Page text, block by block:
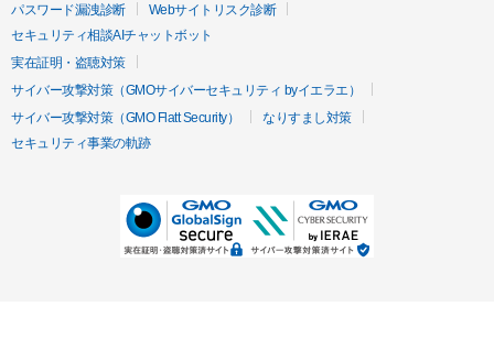
パスワード漏洩診断
Webサイトリスク診断
セキュリティ相談AIチャットボット
実在証明・盗聴対策
サイバー攻撃対策（GMOサイバーセキュリティ byイエラエ）
サイバー攻撃対策（GMO Flatt Security）
なりすまし対策
セキュリティ事業の軌跡